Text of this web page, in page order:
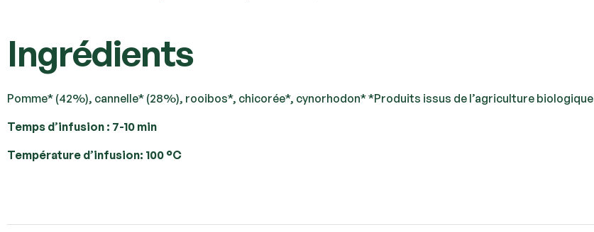
Ingrédients
Pomme* (42%), cannelle* (28%), rooibos*, chicorée*, cynorhodon* *Produits issus de l’agriculture biologique
Temps d’infusion : 7-10 min
Température d’infusion: 100 °C